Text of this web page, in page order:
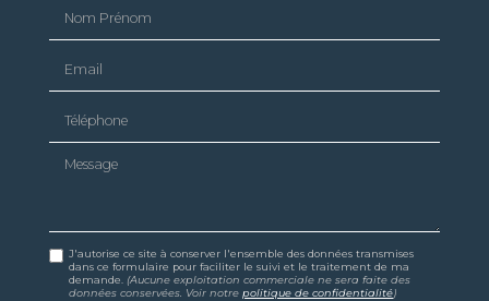
Message
J'autorise ce site à conserver l'ensemble des données transmises
dans ce formulaire pour faciliter le suivi et le traitement de ma
demande. (Aucune exploitation commerciale ne sera faite des
données conservées. Voir notrepolitique de confidentialité)